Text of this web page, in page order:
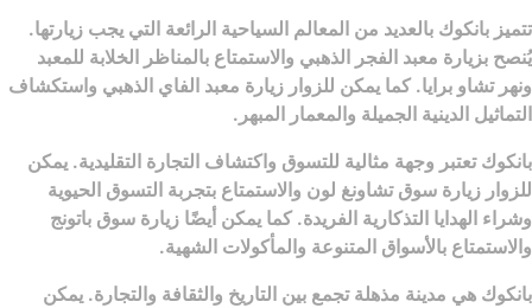
تتميز بانكوك بالعديد من المعالم السياحية الرائعة التي يجب زيارتها.
يُنصح بزيارة معبد الفجر الذهبي والاستمتاع بالمناظر الخلابة للمعبد
ونهر تشاو برايا. كما يمكن للزوار زيارة معبد الفاي الذهبي واستكشاف
التماثيل الدينية الجميلة والمعمار المبهر.
بانكوك تعتبر وجهة مثالية للتسوق واكتشاف التجارة التقليدية. يمكن
للزوار زيارة سوق تشاونغ لون والاستمتاع بتجربة التسوق الحيوية
وشراء الهدايا التذكارية الفريدة. كما يمكن أيضًا زيارة سوق باتونج
والاستمتاع بالأسواق المتنوعة والمأكولات الشهية.
بانكوك هي مدينة مذهلة تجمع بين التاريخ والثقافة والتجارة. يمكن